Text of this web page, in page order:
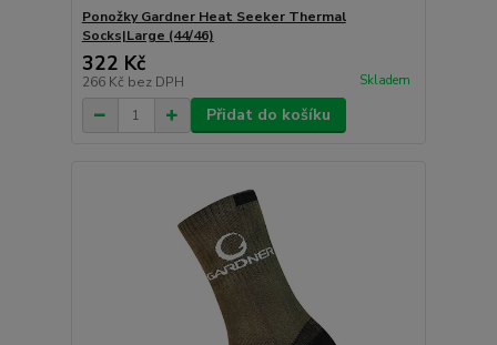
Ponožky Gardner Heat Seeker Thermal
Socks|Large (44/46)
322 Kč
266 Kč bez DPH Skladem
Přidat do košíku